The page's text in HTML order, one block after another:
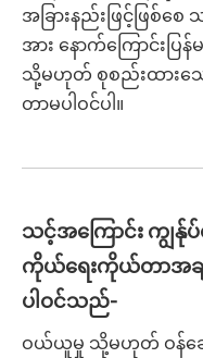
အခြားနည်းဖြင့်ဖြစ်စ
အား နောက်ကြောင်း
သို့မဟုတ် စုစည်းထားသ
တာမပါဝင်ပါ။
သင့်အကြောင်း ကျွ
ကိုယ်ရေးကိုယ်တာအခ
ပါဝင်သည်-
ဝယ်ယူမှု သို့မဟုတ် ဝန်ဆ